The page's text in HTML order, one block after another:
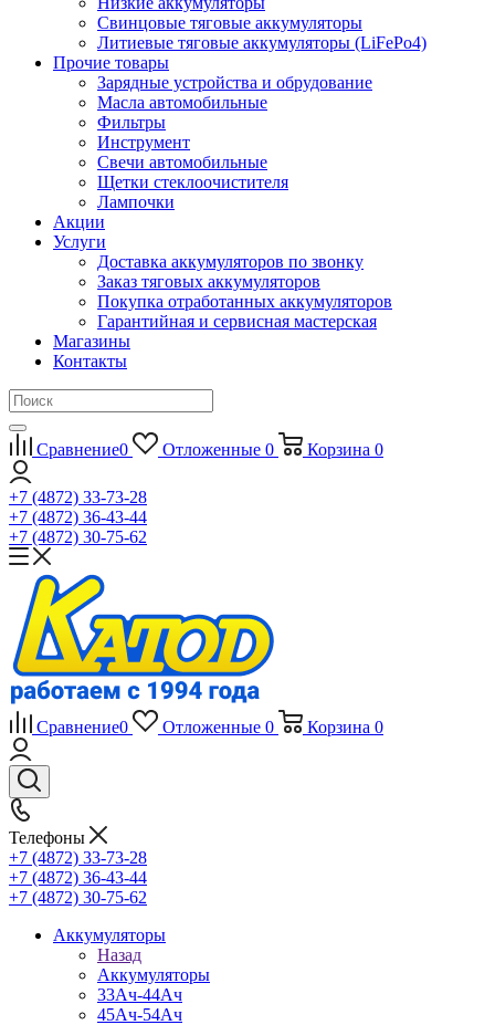
Свинцовые тяговые аккумуляторы
Литиевые тяговые аккумуляторы (LiFePo4)
Прочие товары
Зарядные устройства и обрудование
Масла автомобильные
Фильтры
Инструмент
Свечи автомобильные
Щетки стеклоочистителя
Лампочки
Акции
Услуги
Доставка аккумуляторов по звонку
Заказ тяговых аккумуляторов
Покупка отработанных аккумуляторов
Гарантийная и сервисная мастерская
Магазины
Контакты
Сравнение0 Отложенные 0 Корзина 0
+7 (4872) 33-73-28
+7 (4872) 36-43-44
+7 (4872) 30-75-62
Сравнение0 Отложенные 0 Корзина 0
Телефоны
+7 (4872) 33-73-28
+7 (4872) 36-43-44
+7 (4872) 30-75-62
Аккумуляторы
Назад
Аккумуляторы
33Ач-44Ач
45Ач-54Ач